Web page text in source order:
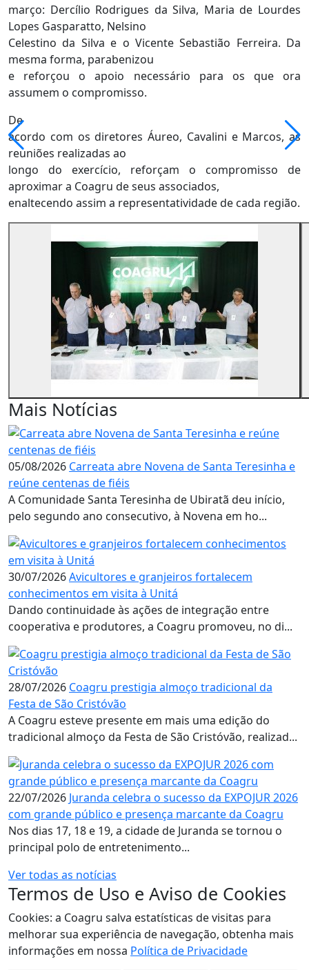
março: Dercílio Rodrigues da Silva, Maria de Lourdes
Lopes Gasparatto, Nelsino
Celestino da Silva e o Vicente Sebastião Ferreira. Da
mesma forma, parabenizou
e reforçou o apoio necessário para os que ora
assumem o compromisso.
De
acordo com os diretores Áureo, Cavalini e Marcos, as
reuniões realizadas ao
longo do exercício, reforçam o compromisso de
aproximar a Coagru de seus associados,
enaltecendo assim a representatividade de cada região.
Mais Notícias
05/08/2026 Carreata abre Novena de Santa Teresinha e
reúne centenas de fiéis
A Comunidade Santa Teresinha de Ubiratã deu início,
pelo segundo ano consecutivo, à Novena em ho...
30/07/2026Avicultores e granjeiros fortalecem
conhecimentos em visita à Unitá
Dando continuidade às ações de integração entre
cooperativa e produtores, a Coagru promoveu, no di...
28/07/2026 Coagru prestigia almoço tradicional da
Festa de São Cristóvão
A Coagru esteve presente em mais uma edição do
tradicional almoço da Festa de São Cristóvão, realizad...
22/07/2026 Juranda celebra o sucesso da EXPOJUR 2026
com grande público e presença marcante da Coagru
Nos dias 17, 18 e 19, a cidade de Juranda se tornou o
principal polo de entretenimento...
Ver todas as notícias
Termos de Uso e Aviso de Cookies
Cookies: a Coagru salva estatísticas de visitas para
melhorar sua experiência de navegação, obtenha mais
informações em nossa Política de Privacidade